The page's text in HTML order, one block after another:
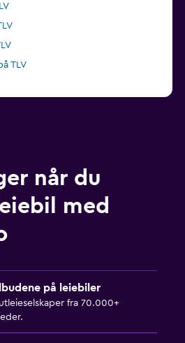
TLV
når du
med
på leiebiler
fra 70.000+